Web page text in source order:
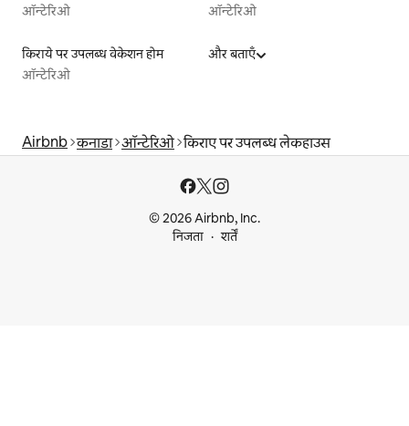
ऑन्टेरिओ
ऑन्टेरिओ
किराये पर उपलब्ध वेकेशन होम
ऑन्टेरिओ
और बताएँ
Airbnb कनाडा ऑन्टेरिओ किराए पर उपलब्ध लेकहाउस
© 2026 Airbnb, Inc.
निजता
शर्तें